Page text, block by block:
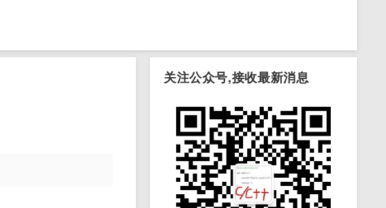
关注公众号,接收最新消息